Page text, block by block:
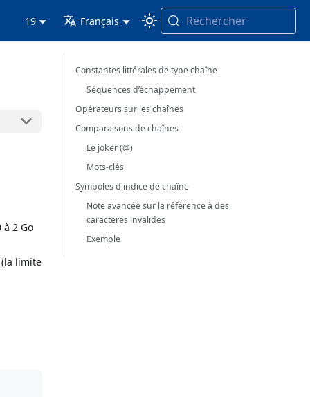
19 Français Rechercher
2 Go
limite
Constantes littérales de type chaîne
Séquences d’échappement
Opérateurs sur les chaînes
Comparaisons de chaînes
Le joker (@)
Mots-clés
Symboles d'indice de chaîne
Note avancée sur la référence à des
caractères invalides
Exemple